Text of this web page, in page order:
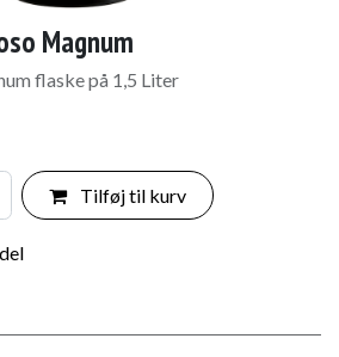
Magnum
flaske på 1,5 Liter
Tilføj til kurv